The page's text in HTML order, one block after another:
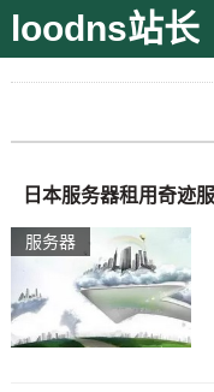
loodns站长
服务器